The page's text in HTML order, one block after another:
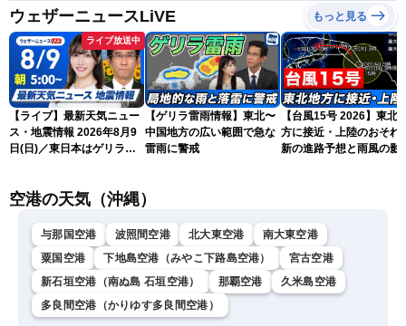
ウェザーニュースLiVE もっと見る
ライブ放送中
【ライブ】最新天気ニュー
ス・地震情報 2026年8月9
日(日)／東日本はゲリラ雷
ュースLiVEモーニング・魚
【ゲリラ雷雨情報】東北〜
中国地方の広い範囲で急な
雷雨に警戒
【台風15号 2026】東北
方に接近・上陸のおそれ
新の進路予想と雨風の影
空港の天気（沖縄）
与那国空港 波照間空港 北大東空港
南大東空港
粟国空港
下地島空港（みやこ下路島空港）
宮古空港
新石垣空港（南ぬ島 石垣空港）
那覇空港
久米島空港
多良間空港（かりゆす多良間空港）